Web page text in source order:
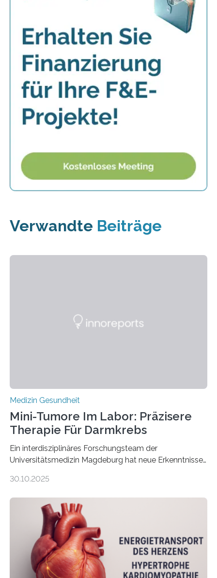
Verwandte Beiträge
Medizin Gesundheit
Mini-Tumore Im Labor: Präzisere
Therapie Für Darmkrebs
Ein interdisziplinäres Forschungsteam der
Universitätsmedizin Magdeburg hat neue Erkenntnisse
behandelt werden kann. In ihrer aktuellen Studie,
Oncology, zeigen die Forschenden, dass Mini-Tumore
aus Gewebe von Patientinnen und Patienten –
sogenannte Organoide – genutzt werden können, um
vorab zu prüfen, welche Medikamente am besten
wirken. Dabei wurde ein Eiweiß identifiziert, das künftig
als Biomarker für die Wahl der passenden Therapie
dienen könnte. Darmkrebs zählt weltweit zu den
30.10.2025